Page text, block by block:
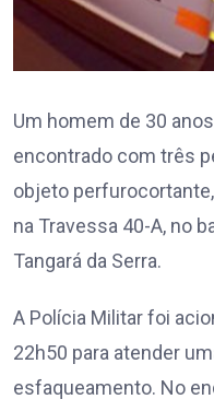
Um homem de 30
encontrado com três
objeto
na Travessa 40-A, no
Tangará da Serra.
A Polícia Militar foi
22h50 para atender
esfaqueamento. No